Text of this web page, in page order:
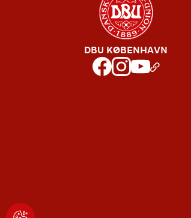
DBU KØBENHAVN